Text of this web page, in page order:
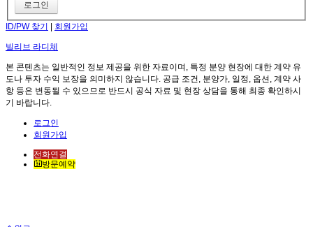
ID/PW 찾기 | 회원가입
빌리브 라디체
본 콘텐츠는 일반적인 정보 제공을 위한 자료이며, 특정 분양 현장에 대한 계약 유
도나 투자 수익 보장을 의미하지 않습니다. 공급 조건, 분양가, 일정, 옵션, 계약 사
항 등은 변동될 수 있으므로 반드시 공식 자료 및 현장 상담을 통해 최종 확인하시
기 바랍니다.
로그인
회원가입
전화연결
방문예약